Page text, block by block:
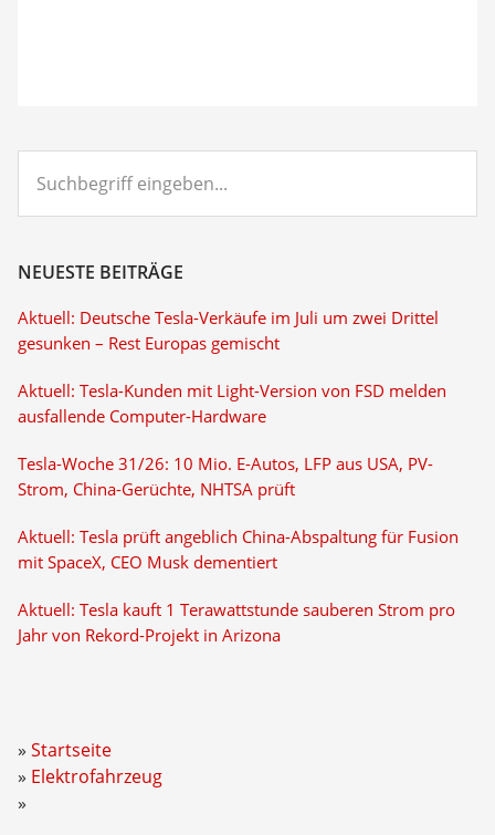
eingeben...
NEUESTE BEITRÄGE
Aktuell: Deutsche Tesla-Verkäufe im Juli um zwei Drittel
gesunken – Rest Europas gemischt
Aktuell: Tesla-Kunden mit Light-Version von FSD melden
ausfallende Computer-Hardware
Tesla-Woche 31/26: 10 Mio. E-Autos, LFP aus USA, PV-
Strom, China-Gerüchte, NHTSA prüft
Aktuell: Tesla prüft angeblich China-Abspaltung für Fusion
mit SpaceX, CEO Musk dementiert
Aktuell: Tesla kauft 1 Terawattstunde sauberen Strom pro
Jahr von Rekord-Projekt in Arizona
Startseite
Elektrofahrzeug